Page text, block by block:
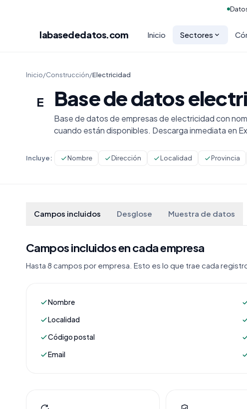
labasededatos.com Inicio Sectores
Inicio/Construcción/Electricidad
E Base de datos
Base de datos de empresas de electricidad con
cuando están disponibles. Descarga inmediata en
Incluye: Nombre Dirección Localidad Provincia
Campos incluidos Desglose Muestra de datos
Campos incluidos en cada empresa
Hasta 8 campos por empresa. Esto es lo que trae cada
Nombre
Localidad
Código postal
Email